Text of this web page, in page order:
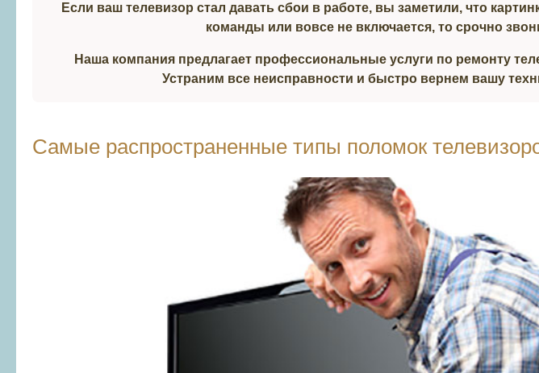
Если ваш телевизор стал давать сбои в работе, вы заметили, что
команды или вовсе не включается, то срочно
Наша компания предлагает профессиональные услуги по ремонту
Устраним все неисправности и быстро вернем вашу
Самые распространенные типы поломок